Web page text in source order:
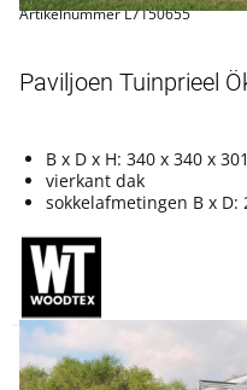
Artikelnummer L7150655
Paviljoen Tuinprieel
B x D x H: 340 x 340 x
vierkant dak
sokkelafmetingen B x D: